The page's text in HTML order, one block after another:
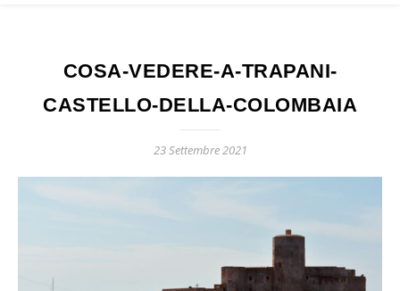
COSA-VEDERE-A-TRAPANI-
CASTELLO-DELLA-COLOMBAIA
23 Settembre 2021